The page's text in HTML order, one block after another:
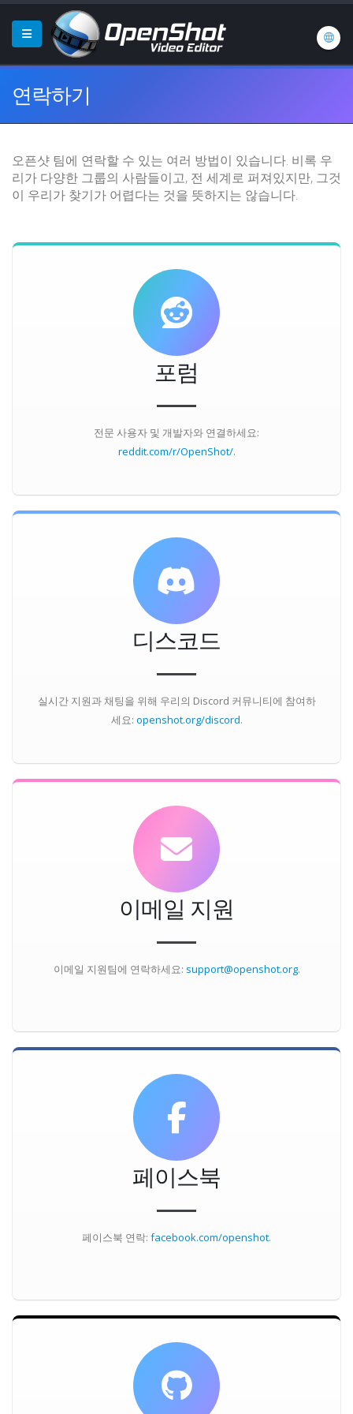
연락하기
오픈샷 팀에 연락할 수 있는 여러 방법이 있습니다. 비록 우
리가 다양한 그룹의 사람들이고, 전 세계로 퍼져있지만, 그것
이 우리가 찾기가 어렵다는 것을 뜻하지는 않습니다.
포럼
전문 사용자 및 개발자와 연결하세요:
reddit.com/r/OpenShot/.
디스코드
실시간 지원과 채팅을 위해 우리의 Discord 커뮤니티에 참여하
세요: openshot.org/discord.
이메일 지원
이메일 지원팀에 연락하세요: support@openshot.org.
페이스북
페이스북 연락: facebook.com/openshot.